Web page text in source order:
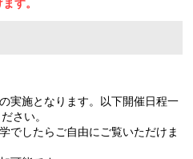
実施となります。以下開催日程一
さい。
でしたらご自由にご覧いただけま